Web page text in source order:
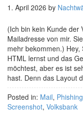
1. April 2026 by
(Ich bin kein Kunde der
Mailadresse von mir.
mehr bekommen.)
HTML lernst und das
möchtest, aber es ist
hast. Denn das Layout
Posted in: Mail, Phishing
Screenshot, Volksbank